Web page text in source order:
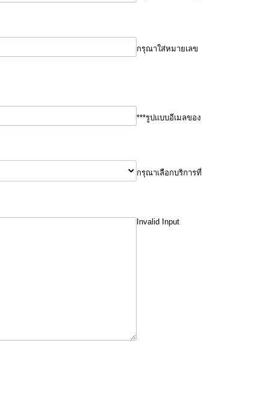
กรุณาใส่หมายเลข
***รูปแบบอีเมลของ
กรุณาเลือกบริการที่
Invalid Input